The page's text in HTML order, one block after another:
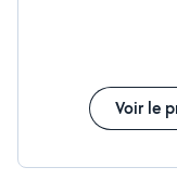
Voir le